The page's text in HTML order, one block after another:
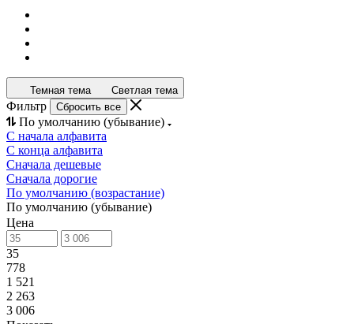
Темная тема Светлая тема
Фильтр Сбросить все
По умолчанию (убывание)
С начала алфавита
С конца алфавита
Сначала дешевые
Сначала дорогие
По умолчанию (возрастание)
По умолчанию (убывание)
Цена
35
778
1 521
2 263
3 006